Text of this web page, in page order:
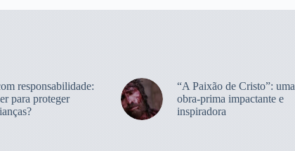
responsabilidade:
para proteger
“A Paixão de Cristo”: uma
obra-prima impactante e
inspiradora